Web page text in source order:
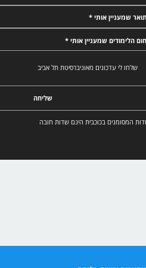
שמעניין אותי *
הלימודים שמעניין אותי *
שלחו לי עדכונים מאוניברסיטת תל אביב
שליחה
המסומנים בכוכבית הינם שדות חובה